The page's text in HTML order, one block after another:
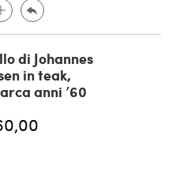
di Johannes
in teak,
anni ’60